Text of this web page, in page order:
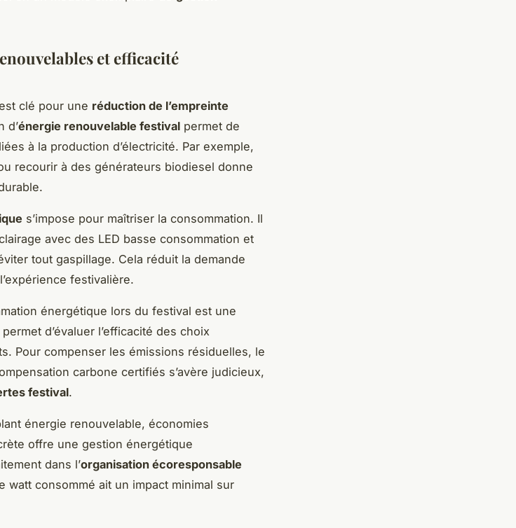
et efficacité
clé pour une réduction de l’empreinte
d’énergie renouvelable festival permet de
à la production d’électricité. Par exemple,
recourir à des générateurs biodiesel donne
s’impose pour maîtriser la consommation. Il
avec des LED basse consommation et
tout gaspillage. Cela réduit la demande
festivalière.
énergétique lors du festival est une
d’évaluer l’efficacité des choix
Pour compenser les émissions résiduelles, le
carbone certifiés s’avère judicieux,
festival.
énergie renouvelable, économies
offre une gestion énergétique
dans l’organisation écoresponsable
watt consommé ait un impact minimal sur